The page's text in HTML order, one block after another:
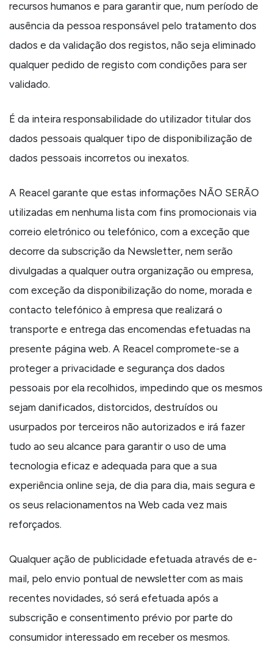
recursos humanos e para garantir que, num período de
ausência da pessoa responsável pelo tratamento dos
dados e da validação dos registos, não seja eliminado
qualquer pedido de registo com condições para ser
validado.
É da inteira responsabilidade do utilizador titular dos
dados pessoais qualquer tipo de disponibilização de
dados pessoais incorretos ou inexatos.
A Reacel garante que estas informações NÃO SERÃO
utilizadas em nenhuma lista com fins promocionais via
correio eletrónico ou telefónico, com a exceção que
decorre da subscrição da Newsletter, nem serão
divulgadas a qualquer outra organização ou empresa,
com exceção da disponibilização do nome, morada e
contacto telefónico à empresa que realizará o
transporte e entrega das encomendas efetuadas na
presente página web. A Reacel compromete-se a
proteger a privacidade e segurança dos dados
pessoais por ela recolhidos, impedindo que os mesmos
sejam danificados, distorcidos, destruídos ou
usurpados por terceiros não autorizados e irá fazer
tudo ao seu alcance para garantir o uso de uma
tecnologia eficaz e adequada para que a sua
experiência online seja, de dia para dia, mais segura e
os seus relacionamentos na Web cada vez mais
reforçados.
Qualquer ação de publicidade efetuada através de e-
mail, pelo envio pontual de newsletter com as mais
recentes novidades, só será efetuada após a
subscrição e consentimento prévio por parte do
consumidor interessado em receber os mesmos.